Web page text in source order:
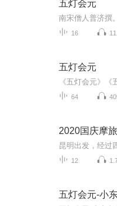
五灯会元
16
五灯会元
《五灯会元》《
64
2020国庆摩
12
五灯会元-小